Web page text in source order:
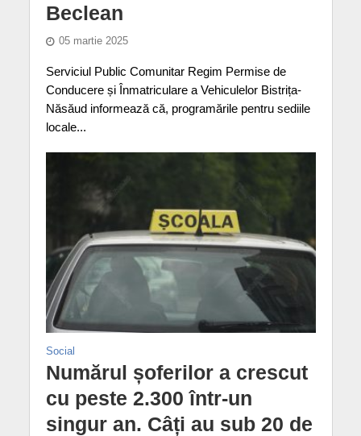
Beclean
05 martie 2025
Serviciul Public Comunitar Regim Permise de
Conducere și Înmatriculare a Vehiculelor Bistrița-
Năsăud informează că, programările pentru sediile
locale...
Social
Numărul șoferilor a crescut
cu peste 2.300 într-un
singur an. Câți au sub 20 de